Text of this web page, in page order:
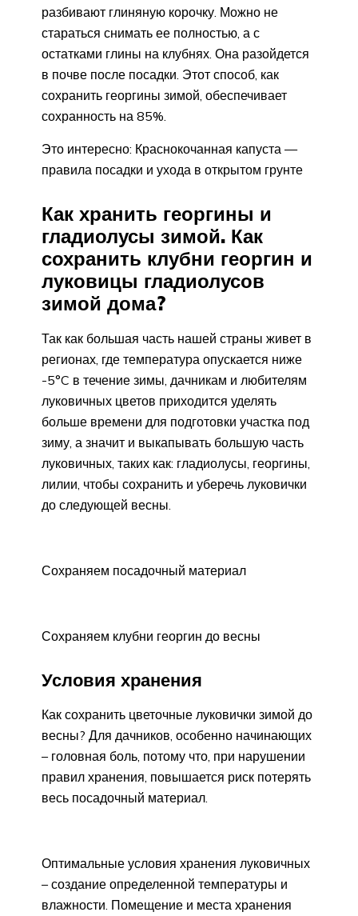
разбивают глиняную корочку. Можно не
стараться снимать ее полностью, а с
остатками глины на клубнях. Она разойдется
в почве после посадки. Этот способ, как
сохранить георгины зимой, обеспечивает
сохранность на 85%.
Это интересно: Краснокочанная капуста —
правила посадки и ухода в открытом грунте
Как хранить георгины и
гладиолусы зимой. Как
сохранить клубни георгин и
луковицы гладиолусов
зимой дома?
Так как большая часть нашей страны живет в
регионах, где температура опускается ниже
-5°C в течение зимы, дачникам и любителям
луковичных цветов приходится уделять
больше времени для подготовки участка под
зиму, а значит и выкапывать большую часть
луковичных, таких как: гладиолусы, георгины,
лилии, чтобы сохранить и уберечь луковички
до следующей весны.
Сохраняем посадочный материал
Сохраняем клубни георгин до весны
Условия хранения
Как сохранить цветочные луковички зимой до
весны? Для дачников, особенно начинающих
– головная боль, потому что, при нарушении
правил хранения, повышается риск потерять
весь посадочный материал.
Оптимальные условия хранения луковичных
– создание определенной температуры и
влажности. Помещение и места хранения